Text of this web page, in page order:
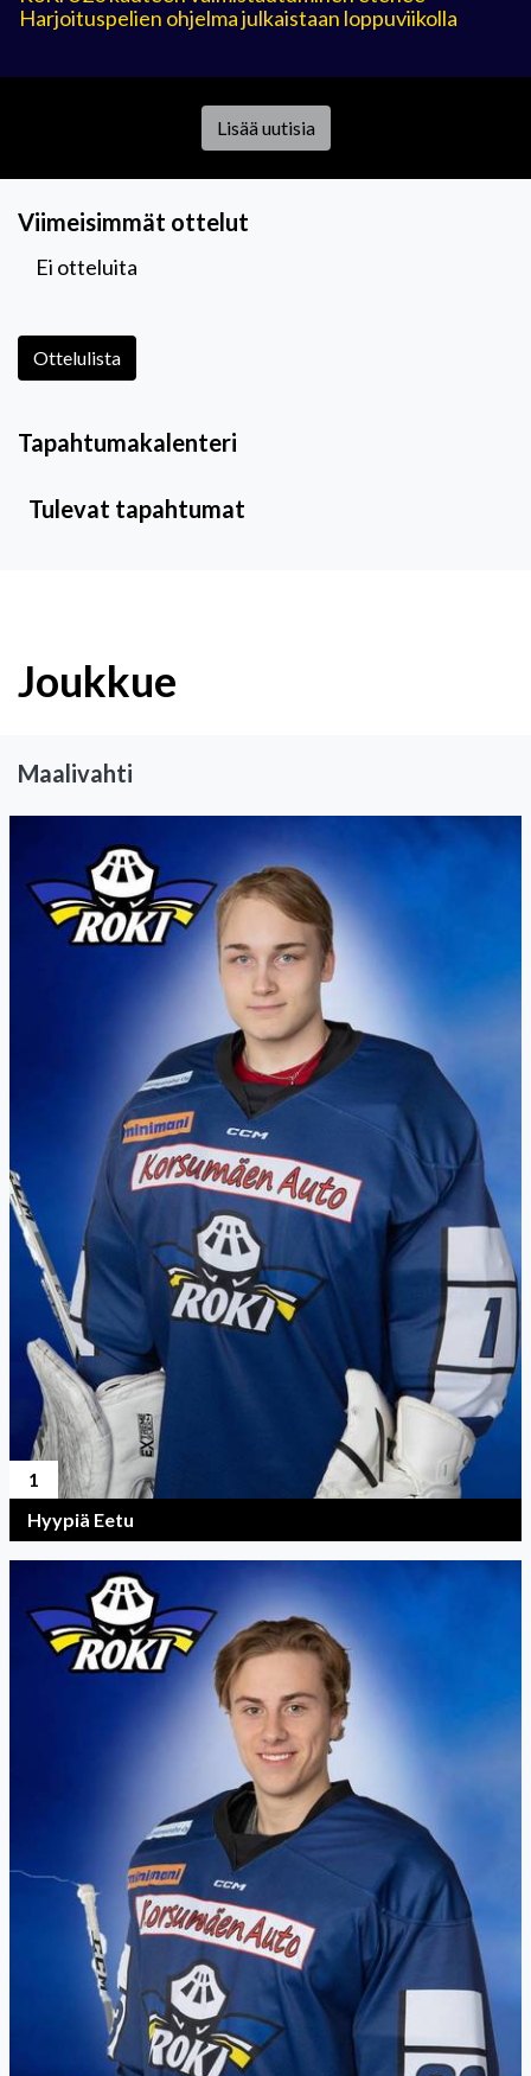
Harjoituspelien ohjelma julkaistaan loppuviikolla
Lisää uutisia
Viimeisimmät ottelut
Ei otteluita
Ottelulista
Tapahtumakalenteri
Tulevat tapahtumat
Joukkue
Maalivahti
1
Hyypiä Eetu